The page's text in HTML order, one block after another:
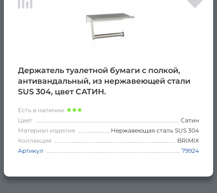
Держатель туалетной бумаги c полкой,
антивандальный, из нержавеющей стали
SUS 304, цвет САТИН.
Есть в наличии
Цвет
Сатин
Материал изделия
Нержавеющая сталь SUS 304
Коллекция
BRIMIX
Артикул
79924